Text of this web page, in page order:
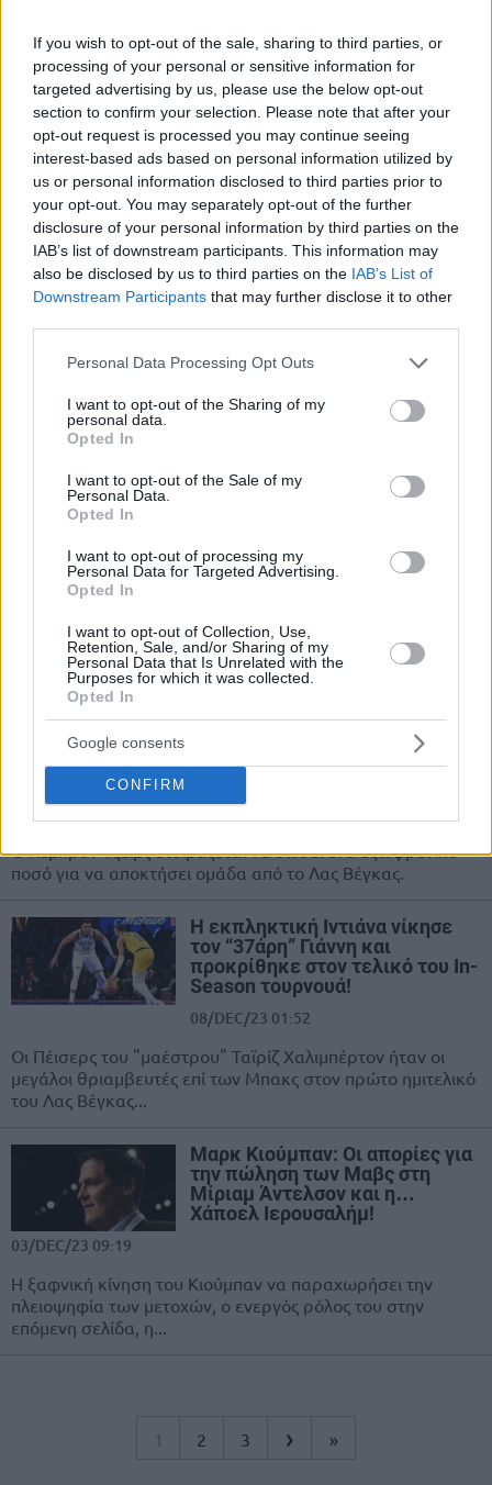
If you wish to opt-out of the sale, sharing to third parties, or
processing of your personal or sensitive information for
targeted advertising by us, please use the below opt-out
section to confirm your selection. Please note that after your
opt-out request is processed you may continue seeing
interest-based ads based on personal information utilized by
us or personal information disclosed to third parties prior to
your opt-out. You may separately opt-out of the further
disclosure of your personal information by third parties on the
IAB’s list of downstream participants. This information may
also be disclosed by us to third parties on the IAB’s List of
Downstream Participants that may further disclose it to other
Please note that this website/app uses one or more Google
not limited to your visit or usage behaviour. You may click to
grant or deny consent to Google and its third-party tags to
use your data for below specified purposes in below Google
consent section.
Personal Data Processing Opt Outs
I want to opt-out of the Sharing of my
personal data.
Opted In
I want to opt-out of the Sale of my
Personal Data.
Opted In
I want to opt-out of processing my
Personal Data for Targeted Advertising.
Opted In
I want to opt-out of Collection, Use,
Retention, Sale, and/or Sharing of my
Personal Data that Is Unrelated with the
Purposes for which it was collected.
Opted In
Google consents
CONFIRM
για να παρακολουθήσει...
Μπαρτζώκας: Πάει Λας Βέγκας
για το Summer League και
επαφές
02/JUL/25 14:39
Ο Γιώργος Μπαρτζώκας θα βρεθεί στο Summer League
του NBA στο Λας Βέγκας, όπου μεταξύ άλλων θα
υπάρξουν επαφές...
Σίλβερ: “Εξετάζουμε την
αύξηση των ομάδων, ξεκάθαρο
Βέγκας”
17/APR/25 22:21
Ο Άνταμ Σίλβερ για μία ενδεχόμενη αύξηση των ομάδων
ξέρω ότι αν ξεκινήσω, θα είναι
δύσκολο να ξεφύγω”
11/DEC/24 09:06
Ο Γιάννης Αντετοκούνμπο θα ταξιδέψει και φέτος με τους
Μπακς στο Λας Βέγκας, καθώς οδήγησε την ομάδα του
ΛεΜπρον: Δίνει 7 δισ. δολάρια
για ν’ αγοράσει ομάδα στο NBA
Ο Λεμπρόν Τζέιμς ετοιμάζεται να δώσει ένα εξωφρενικό
ποσό για να αποκτήσει ομάδα από το Λας Βέγκας.
Η εκπληκτική Ιντιάνα νίκησε
τον “37άρη” Γιάννη και
προκρίθηκε στον τελικό του In-
Season τουρνουά!
08/DEC/23 01:52
Οι Πέισερς του "μαέστρου" Ταϊρίζ Χαλιμπέρτον ήταν οι
μεγάλοι θριαμβευτές επί των Μπακς στον πρώτο ημιτελικό
του Λας Βέγκας...
Μαρκ Κιούμπαν: Οι απορίες για
την πώληση των Μαβς στη
Μίριαμ Άντελσον και η…
Χάποελ Ιερουσαλήμ!
03/DEC/23 09:19
Η ξαφνική κίνηση του Κιούμπαν να παραχωρήσει την
πλειοψηφία των μετοχών, ο ενεργός ρόλος του στην
επόμενη σελίδα, η...
1 2 3 › »